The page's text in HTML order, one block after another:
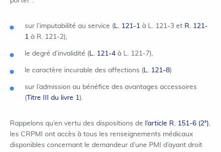
sur l’imputabilité au service (L. 121-1 à L. 121-3 et R. 121-
1 à R. 121-2),
le degré d’invalidité (L. 121-4 à L. 121-7),
le caractère incurable des affections (L. 121-8)
sur l’admission au bénéfice des avantages accessoires
( Titre III du livre 1).
Rappelons qu’en vertu des dispositions de l’article R. 151-6 (2°),
les CRPMI ont accès à tous les renseignements médicaux
disponibles concernant le demandeur d’une PMI d’ayant droit